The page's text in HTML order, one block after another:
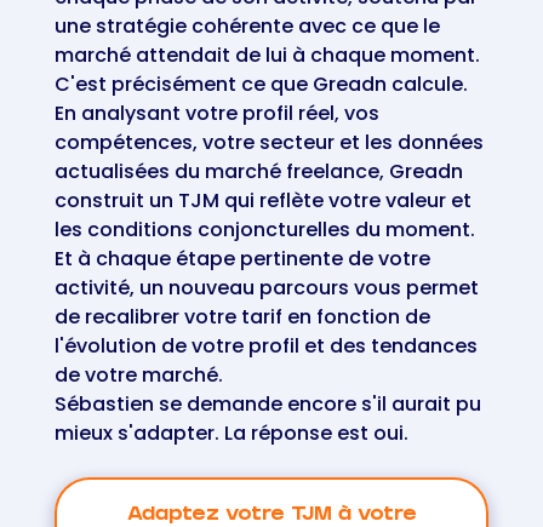
une stratégie cohérente avec ce que le
marché attendait de lui à chaque moment.
C'est précisément ce que Greadn calcule.
En analysant votre profil réel, vos
compétences, votre secteur et les données
actualisées du marché freelance, Greadn
construit un TJM qui reflète votre valeur et
les conditions conjoncturelles du moment.
Et à chaque étape pertinente de votre
activité, un nouveau parcours vous permet
de recalibrer votre tarif en fonction de
l'évolution de votre profil et des tendances
de votre marché.
Sébastien se demande encore s'il aurait pu
mieux s'adapter. La réponse est oui.
Adaptez votre TJM à votre